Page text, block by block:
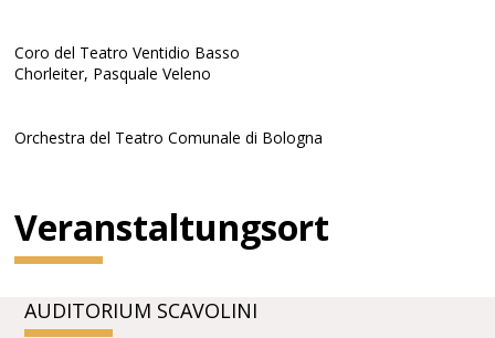
Coro del Teatro Ventidio Basso
Chorleiter, Pasquale Veleno
Orchestra del Teatro Comunale di Bologna
Veranstaltungsort
AUDITORIUM SCAVOLINI